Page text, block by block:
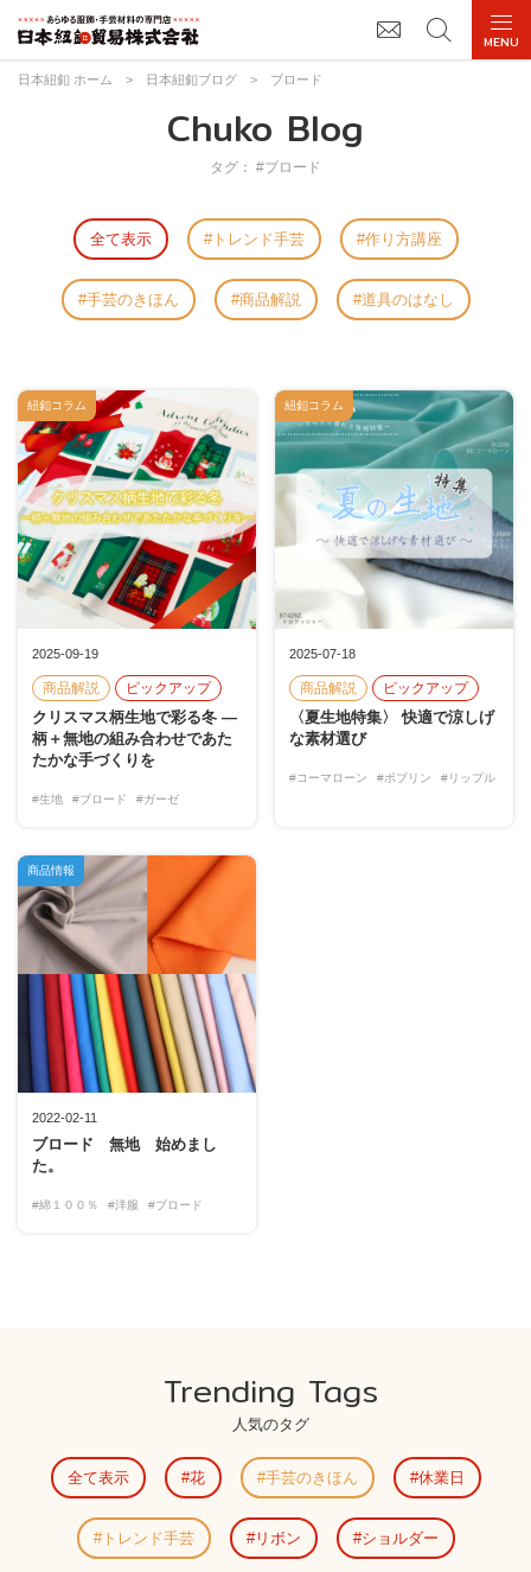
日本紐釦 ホーム > 日本紐釦ブログ > ブロード
Chuko Blog
タグ： #ブロード
全て表示 トレンド手芸 作り方講座
手芸のきほん 商品解説 道具のはなし
2025-09-19
商品解説 ピックアップ
クリスマス柄生地で彩る冬 ―
柄＋無地の組み合わせであた
たかな手づくりを
#生地 #ブロード #ガーゼ
紐釦コラム
2025-07-18
商品解説 ピックアップ
〈夏生地特集〉 快適で涼しげ
な素材選び
#コーマローン #ポプリン #リップル
紐釦コラム
2022-02-11
ブロード 無地 始めまし
た。
#綿１００％ #洋服 #ブロード
商品情報
Trending Tags
人気のタグ
全て表示 花 手芸のきほん 休業日
トレンド手芸 リボン ショルダー